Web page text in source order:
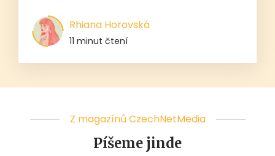
Rhiana Horovská
11 minut čtení
Z magazínů CzechNetMedia
Píšeme jinde